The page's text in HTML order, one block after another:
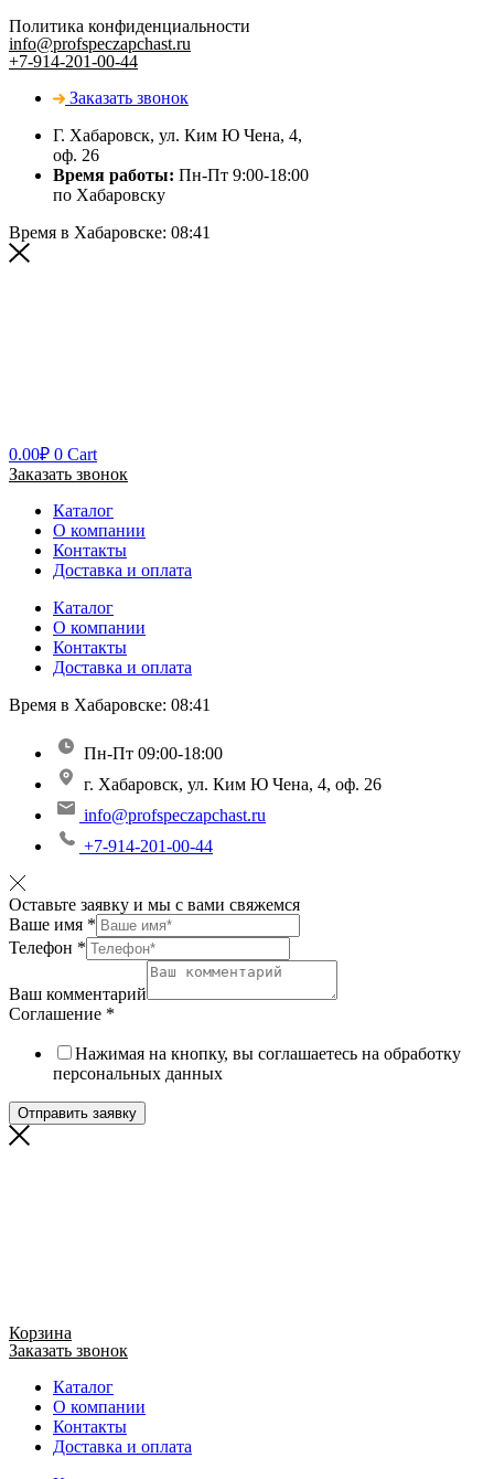
Политика конфиденциальности
info@profspeczapchast.ru
+7-914-201-00-44
Заказать звонок
Г. Хабаровск, ул. Ким Ю Чена, 4,
оф. 26
Время работы: Пн-Пт 9:00-18:00
по Хабаровску
Время в Хабаровске: 08:41
0.00₽ 0 Cart
Заказать звонок
Каталог
О компании
Контакты
Доставка и оплата
Каталог
О компании
Контакты
Доставка и оплата
Время в Хабаровске: 08:41
Пн-Пт 09:00-18:00
г. Хабаровск, ул. Ким Ю Чена, 4, оф. 26
info@profspeczapchast.ru
+7-914-201-00-44
Оставьте заявку и мы с вами свяжемся
Ваше имя *
Телефон *
Ваш комментарий
Соглашение *
Нажимая на кнопку, вы соглашаетесь на обработку
персональных данных
Отправить заявку
Корзина
Заказать звонок
Каталог
О компании
Контакты
Доставка и оплата